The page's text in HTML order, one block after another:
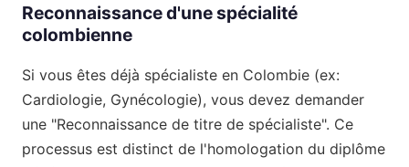
Reconnaissance d'une spécialité
colombienne
Si vous êtes déjà spécialiste en Colombie (ex:
Cardiologie, Gynécologie), vous devez demander
une "Reconnaissance de titre de spécialiste". Ce
processus est distinct de l'homologation du diplôme